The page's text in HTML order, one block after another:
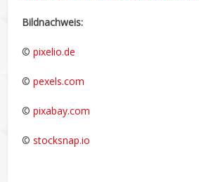
Bildnachweis:
©pixelio.de
©pexels.com
©pixabay.com
©stocksnap.io